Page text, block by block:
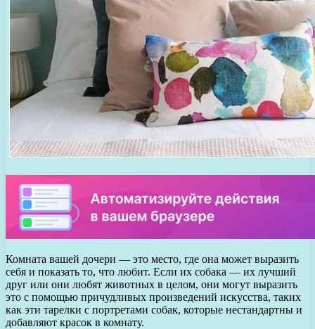
Комната вашей дочери — это место, где она может выразить
себя и показать то, что любит. Если их собака — их лучший
друг или они любят животных в целом, они могут выразить
это с помощью причудливых произведений искусства, таких
как эти тарелки с портретами собак, которые нестандартны и
добавляют красок в комнату.